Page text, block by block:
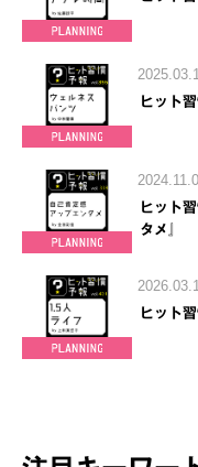
ヒット
ヒット
タメ』
ヒット